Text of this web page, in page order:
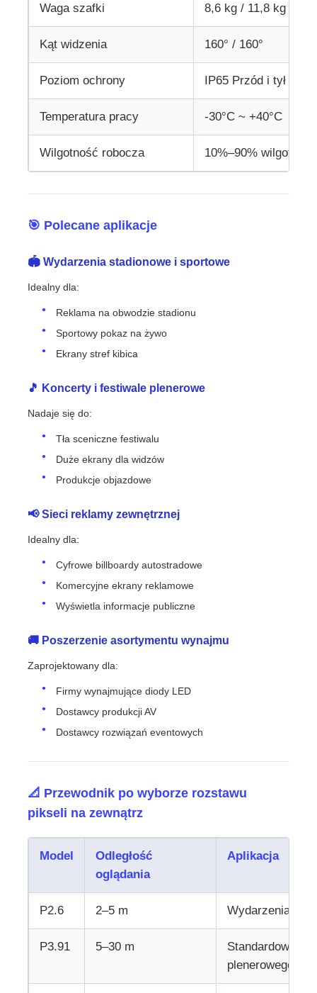
Waga szafki 8,6 kg / 11,8 kg
Kąt widzenia 160° / 160°
Poziom ochrony IP65 Przód i tył
Temperatura pracy -30°C ~ +40°C
Wilgotność robocza 10%–90%
🎯 Polecane aplikacje
🏟 Wydarzenia stadionowe i sportowe
Idealny dla:
Reklama na obwodzie stadionu
Sportowy pokaz na żywo
Ekrany stref kibica
🎵 Koncerty i festiwale plenerowe
Nadaje się do:
Tła sceniczne festiwalu
Duże ekrany dla widzów
Produkcje objazdowe
📢 Sieci reklamy zewnętrznej
Idealny dla:
Cyfrowe billboardy autostradowe
Komercyjne ekrany reklamowe
Wyświetla informacje publiczne
🚚 Poszerzenie asortymentu wynajmu
Zaprojektowany dla:
Firmy wynajmujące diody LED
Dostawcy produkcji AV
Dostawcy rozwiązań eventowych
📐 Przewodnik po wyborze rozstawu
pikseli na zewnątrz
Model
Odległość
oglądania
Aplikacja
P2.6 2–5 m Wydarzenia
P3.91 5–30 m
Standardowe
plenerowego